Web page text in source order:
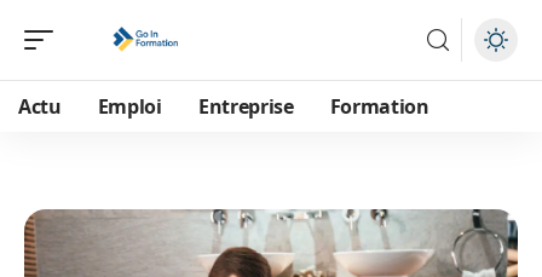
Actu Emploi Entreprise Formation